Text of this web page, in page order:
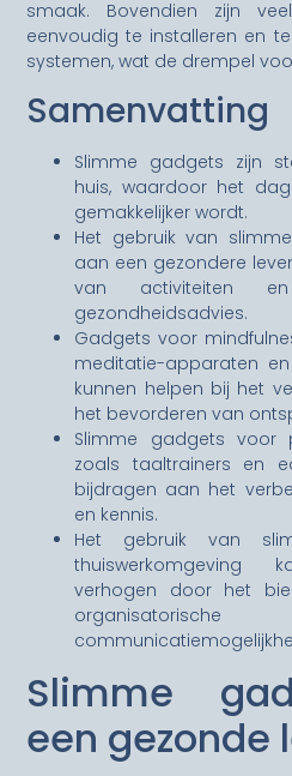
smaak. Bovendien zijn
eenvoudig te installeren en
systemen, wat de drempel
Samenvatting
Slimme gadgets zijn
huis, waardoor het
gemakkelijker wordt.
Het gebruik van
aan een gezondere
van activiteiten
gezondheidsadvies.
Gadgets voor
meditatie-apparaten
kunnen helpen bij het
het bevorderen van
Slimme gadgets voor
zoals taaltrainers en
bijdragen aan het
en kennis.
Het gebruik van
verhogen door het
Slimme
een gezonde